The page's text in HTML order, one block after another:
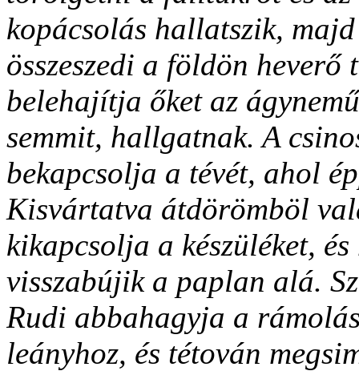
kopácsolás hallatszik,
összeszedi a földön heverő
belehajítja őket az
semmit, hallgatnak. A
bekapcsolja a tévét, ahol
Kisvártatva átdörömböl
kikapcsolja a készüléket,
visszabújik a paplan alá.
Rudi abbahagyja a
leányhoz, és tétován